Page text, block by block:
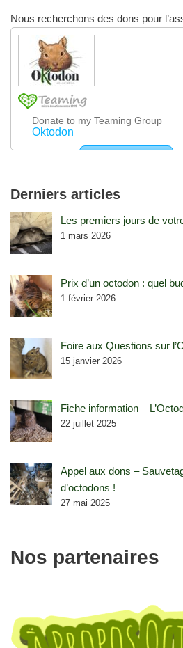
Nous recherchons des dons pour
Derniers articles
Les premiers jours de
1 mars 2026
Prix d’un octodon : quel
1 février 2026
Foire aux Questions sur
15 janvier 2026
Fiche information –
22 juillet 2025
Appel aux dons –
d’octodons !
27 mai 2025
Nos partenaires